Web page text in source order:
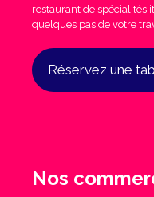
restaurant de spécialités
quelques pas de votre
Réservez une
Nos